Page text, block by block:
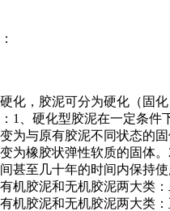
化，胶泥可分为硬化（固
1、硬化型胶泥在一定条件
为与原有胶泥不同状态的
为橡胶状弹性软质的固体
甚至几十年的时间内保持
机胶泥和无机胶泥两大类
机胶泥和无机胶泥两大类：